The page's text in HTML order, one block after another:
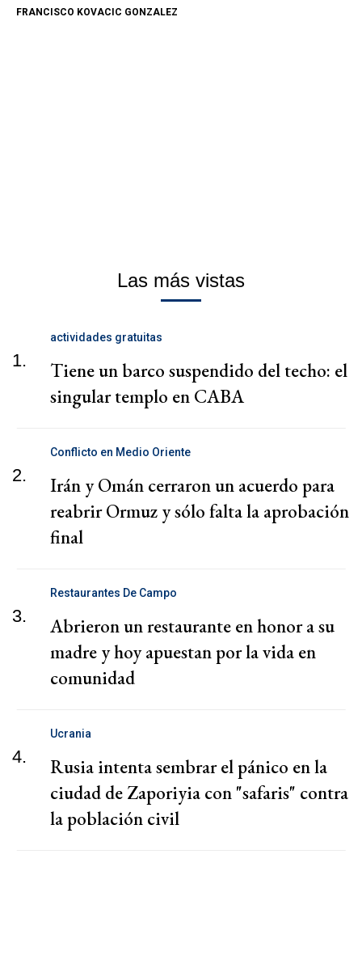
FRANCISCO KOVACIC GONZALEZ
Las más vistas
1.
actividades gratuitas
Tiene un barco suspendido del techo: el
singular templo en CABA
2.
Conflicto en Medio Oriente
Irán y Omán cerraron un acuerdo para
reabrir Ormuz y sólo falta la aprobación
final
3.
Restaurantes De Campo
Abrieron un restaurante en honor a su
madre y hoy apuestan por la vida en
comunidad
4.
Ucrania
Rusia intenta sembrar el pánico en la
ciudad de Zaporiyia con "safaris" contra
la población civil